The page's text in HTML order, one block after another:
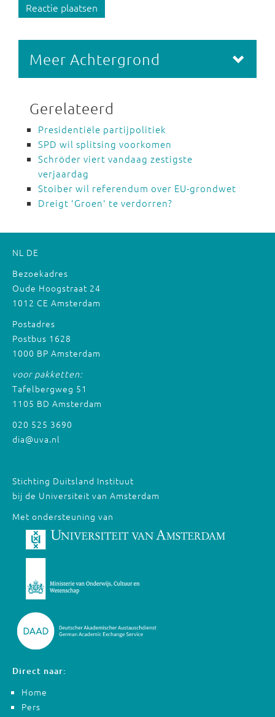
Reactie plaatsen
Meer Achtergrond
Gerelateerd
Presidentiële partijpolitiek
SPD wil splitsing voorkomen
Schröder viert vandaag zestigste
verjaardag
Stoiber wil referendum over EU-grondwet
Dreigt 'Groen' te verdorren?
NL DE
Bezoekadres
Oude Hoogstraat 24
1012 CE Amsterdam
Postadres
Postbus 1628
1000 BP Amsterdam
voor pakketten:
Tafelbergweg 51
1105 BD Amsterdam
020 525 3690
dia@uva.nl
Stichting Duitsland Instituut
bij de Universiteit van Amsterdam
Met ondersteuning van
Direct naar:
Home
Pers